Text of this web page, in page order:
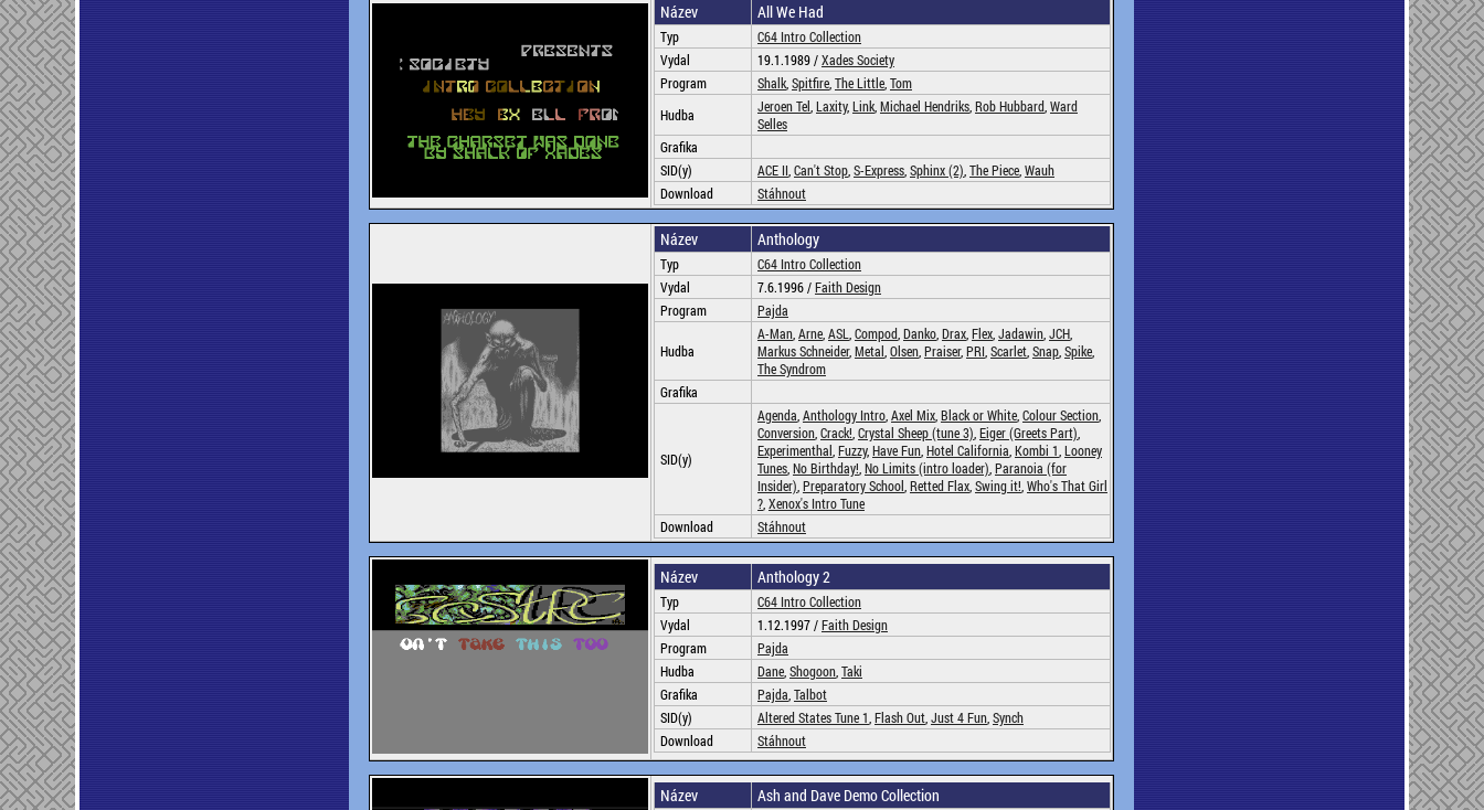
Název All We Had
Typ
C64 Intro Collection
Vydal
19.1.1989 /Xades Society
Program
Shalk Spitfire The Little Tom
Hudba
Jeroen Tel Laxity, Link Michael Hendriks Rob Hubbard Ward
Selles
Grafika
SID(y)
ACE II Can't Stop S-Express Sphinx (2) The Piece Wauh
Download
Stáhnout
Název Anthology
Typ
C64 Intro Collection
Vydal
7.6.1996 /Faith Design
Program
Pajda
Hudba
A-Man Arne ASL Compod Danko Drax Flex Jadawin JCH
Markus Schneider, Metal Olsen Praiser, PRI Scarlet Snap Spike
The Syndrom
Grafika
SID(y)
Agenda Anthology Intro Axel Mix Black or White Colour Section
Conversion Crack! Crystal Sheep (tune 3) Eiger (Greets Part)
Experimenthal Fuzzy, Have Fun Hotel California Kombi 1 Looney
Tunes No Birthday! No Limits (intro loader) Paranoia (for
Insider) Preparatory School Retted Flax Swing it! Who's That Girl
? Xenox's Intro Tune
Download
Stáhnout
Název Anthology 2
Typ
C64 Intro Collection
Vydal
1.12.1997 /Faith Design
Program
Pajda
Hudba
Dane Shogoon Taki
Grafika
Pajda Talbot
SID(y)
Altered States Tune 1 Flash Out Just 4 Fun Synch
Download
Stáhnout
Název Ash and Dave Demo Collection